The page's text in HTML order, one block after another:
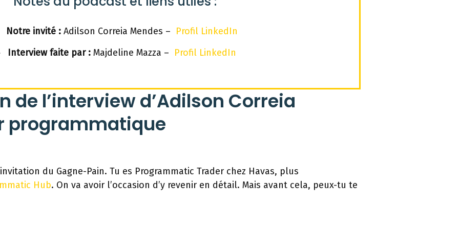
Notre invité : Adilson Correia Mendes – Profil LinkedIn
Interview faite par : Majdeline Mazza – Profil LinkedIn
de l’interview d’Adilson Correia
programmatique
du Gagne-Pain. Tu es Programmatic Trader chez Havas, plus
Hub. On va avoir l’occasion d’y revenir en détail. Mais avant cela, peux-tu te